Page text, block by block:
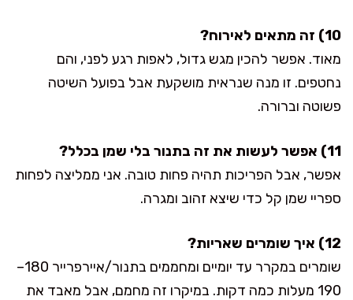
10) זה מתאים לאירוח?
מאוד. אפשר להכין מגש גדול, לאפות רגע לפני, והם
נחטפים. זו מנה שנראית מושקעת אבל בפועל השיטה
פשוטה וברורה.
11) אפשר לעשות את זה בתנור בלי שמן בכלל?
אפשר, אבל הפריכות תהיה פחות טובה. אני ממליצה לפחות
ספריי שמן קל כדי שיצא זהוב ומגרה.
12) איך שומרים שאריות?
שומרים במקרר עד יומיים ומחממים בתנור/איירפרייר 180–
190 מעלות כמה דקות. במיקרו זה מחמם, אבל מאבד את